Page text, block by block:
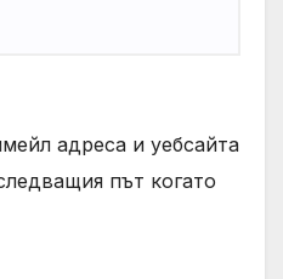
адреса и уебсайта
път когато